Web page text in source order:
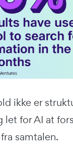
ikke er
for AI at
samtalen.